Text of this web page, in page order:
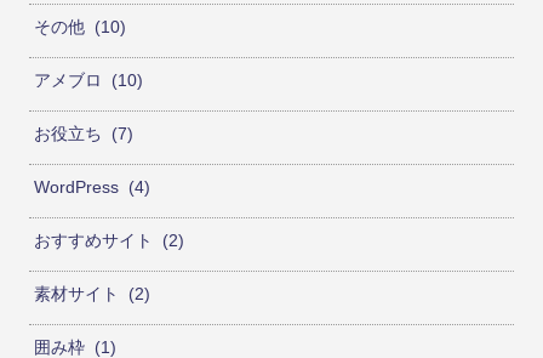
その他 10
アメブロ 10
お役立ち 7
WordPress 4
おすすめサイト 2
素材サイト 2
囲み枠 1